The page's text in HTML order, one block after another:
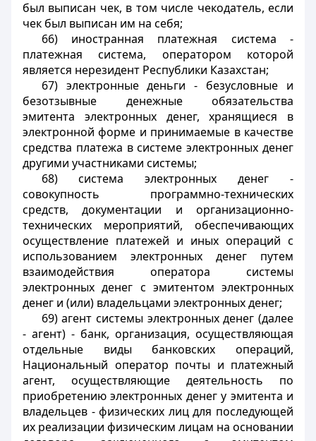
был выписан чек, в том числе чекодатель, если
чек был выписан им на себя;
66) иностранная платежная система -
платежная система, оператором которой
является нерезидент Республики Казахстан;
67) электронные деньги - безусловные и
безотзывные денежные обязательства
эмитента электронных денег, хранящиеся в
электронной форме и принимаемые в качестве
средства платежа в системе электронных денег
другими участниками системы;
68) система электронных денег -
совокупность программно-технических
средств, документации и организационно-
технических мероприятий, обеспечивающих
осуществление платежей и иных операций с
использованием электронных денег путем
взаимодействия оператора системы
электронных денег с эмитентом электронных
денег и (или) владельцами электронных денег;
69) агент системы электронных денег (далее
- агент) - банк, организация, осуществляющая
отдельные виды банковских операций,
Национальный оператор почты и платежный
агент, осуществляющие деятельность по
приобретению электронных денег у эмитента и
владельцев - физических лиц для последующей
их реализации физическим лицам на основании